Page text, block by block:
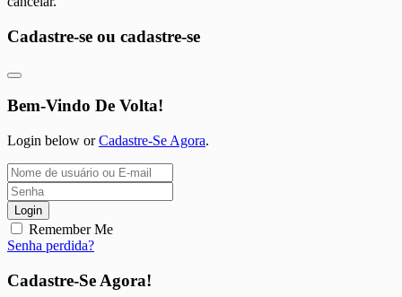
Cadastre-se ou cadastre-se
Bem-Vindo De Volta!
Login below orCadastre-Se Agora.
Login
Remember Me
Senha perdida?
Cadastre-Se Agora!